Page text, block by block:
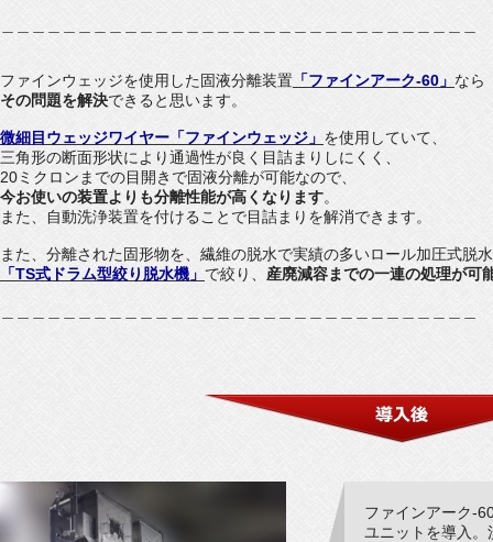
ファインウェッジを使用した固液分離装置 「ファインアーク-60」 なら
その問題を解決できると思います。
微細目ウェッジワイヤー「ファインウェッジ」 を使用していて、
三角形の断面形状により通過性が良く目詰まりしにくく、
20ミクロンまでの目開きで固液分離が可能なので、
今お使いの装置よりも分離性能が高くなります。
また、自動洗浄装置を付けることで目詰まりを解消できます。
また、分離された固形物を、繊維の脱水で実績の多いロール加圧式脱
「TS式ドラム型絞り脱水機」 で絞り、 産廃減容までの一連の処理が可
ファインアーク-
ユニットを導入